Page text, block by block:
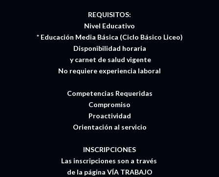
REQUISITOS:
Nivel Educativo
* Educación Media Básica (Ciclo Básico Liceo)
Disponibilidad horaria
y carnet de salud vigente
No requiere experiencia laboral
Competencias Requeridas
Compromiso
Proactividad
Orientación al servicio
INSCRIPCIONES
Las inscripciones son a través
de la página VÍA TRABAJO